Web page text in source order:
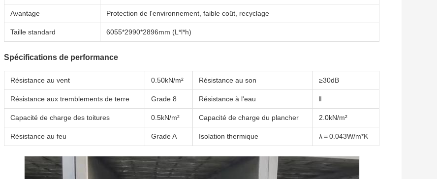
Avantage Protection de l'environnement, faible coût, recyclage
Taille standard 6055*2990*2896mm (L*l*h)
Spécifications de performance
Résistance au vent 0.50kN/m² Résistance au son ≥30dB
Résistance aux tremblements de terre Grade 8 Résistance à l'eau ‖
Capacité de charge des toitures 0.5kN/m² Capacité de charge du plancher 2.0kN/m²
Résistance au feu Grade A Isolation thermique λ＝0.043W/m*K